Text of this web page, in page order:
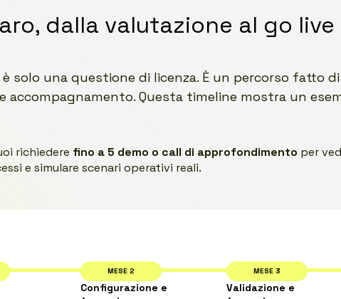
dalla valutazione al go live
è solo una questione di licenza. È un percorso fatto
accompagnamento. Questa timeline mostra un
richiedere fino a 5 demo o call di approfondimento per
e simulare scenari operativi reali.
MESE 2
Configurazione e
MESE 3
Validazione e